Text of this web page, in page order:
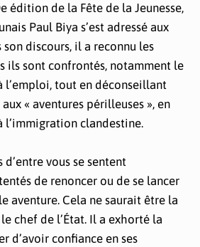
édition de la Fête de la Jeunesse,
Paul Biya s’est adressé aux
son discours, il a reconnu les
ils sont confrontés, notamment le
l’emploi, tout en déconseillant
« aventures périlleuses », en
clandestine.
d’entre vous se sentent
de renoncer ou de se lancer
aventure. Cela ne saurait être la
chef de l’État. Il a exhorté la
d’avoir confiance en ses